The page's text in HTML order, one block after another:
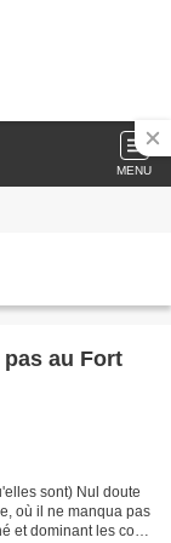
MENU
au Fort
sont) Nul doute
où il ne manqua pas
et dominant les cols,